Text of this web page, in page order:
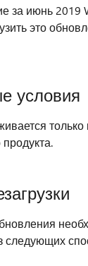
за июнь 2019
это
условия
следующих